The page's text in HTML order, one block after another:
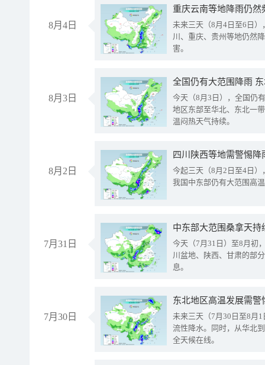
8月4日
重庆云南等地降雨仍然
未来三天（8月4日至6日
川、重庆、贵州等地仍然
害。
8月3日
全国仍有大范围降雨
今天（8月3日），全国仍
地区东部至华北、东北一
温闷热天气持续。
8月2日
今起三天（8月2日至4日
我国中东部仍有大范围高
7月31日
中东部大范围桑拿天
今天（7月31日）至8月初
川盆地、陕西、甘肃的部
息。
7月30日
东北地区高温发展需
未来三天（7月30日至8月
流性降水。同时，从华北
全天候在线。